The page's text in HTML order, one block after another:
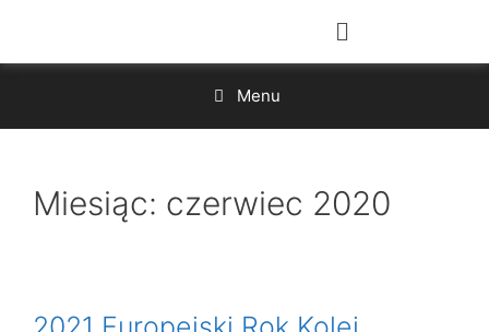
Menu
Miesiąc: czerwiec 2020